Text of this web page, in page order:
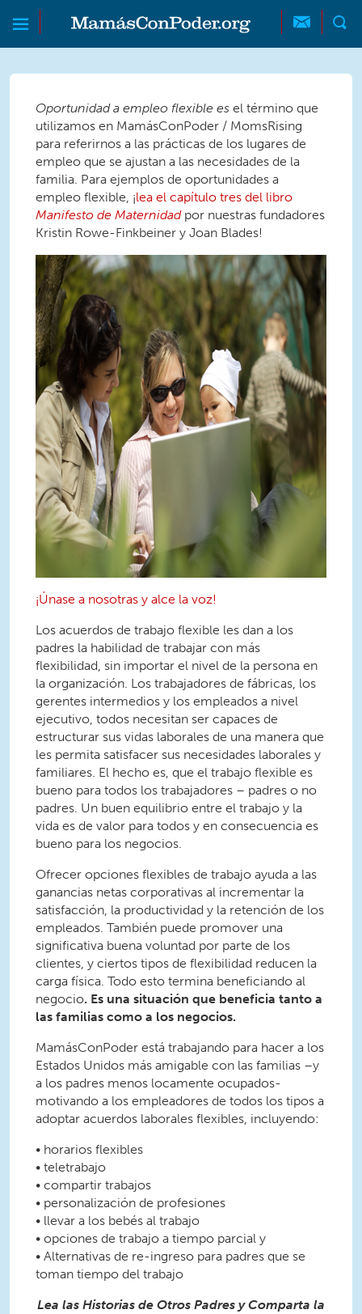
Skip to main content
Skip to main content
MamásConPoder
Oportunidad a empleo flexible es el término que
utilizamos en MamásConPoder / MomsRising
para referirnos a las prácticas de los lugares de
empleo que se ajustan a las necesidades de la
familia. Para ejemplos de oportunidades a
empleo flexible, ¡lea el capítulo tres del libro
Manifesto de Maternidadpor nuestras fundadores
Kristin Rowe-Finkbeiner y Joan Blades!
¡Únase a nosotras y alce la voz!
Los acuerdos de trabajo flexible les dan a los
padres la habilidad de trabajar con más
flexibilidad, sin importar el nivel de la persona en
la organización. Los trabajadores de fábricas, los
gerentes intermedios y los empleados a nivel
ejecutivo, todos necesitan ser capaces de
estructurar sus vidas laborales de una manera que
les permita satisfacer sus necesidades laborales y
familiares. El hecho es, que el trabajo flexible es
bueno para todos los trabajadores – padres o no
padres. Un buen equilibrio entre el trabajo y la
vida es de valor para todos y en consecuencia es
bueno para los negocios.
Ofrecer opciones flexibles de trabajo ayuda a las
ganancias netas corporativas al incrementar la
satisfacción, la productividad y la retención de los
empleados. También puede promover una
significativa buena voluntad por parte de los
clientes, y ciertos tipos de flexibilidad reducen la
carga física. Todo esto termina beneficiando al
negocio. Es una situación que beneficia tanto a
las familias como a los negocios.
MamásConPoder está trabajando para hacer a los
Estados Unidos más amigable con las familias –y
a los padres menos locamente ocupados-
motivando a los empleadores de todos los tipos a
adoptar acuerdos laborales flexibles, incluyendo:
• horarios flexibles
• teletrabajo
• compartir trabajos
• personalización de profesiones
• llevar a los bebés al trabajo
• opciones de trabajo a tiempo parcial y
• Alternativas de re-ingreso para padres que se
toman tiempo del trabajo
Lea las Historias de Otros Padres y Comparta la